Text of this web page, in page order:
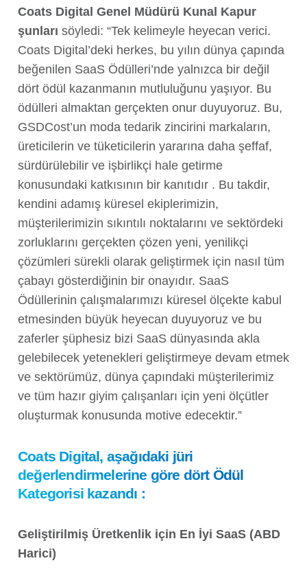
Coats Digital Genel Müdürü Kunal Kapur
şunları söyledi: “Tek kelimeyle heyecan verici.
Coats Digital’deki herkes, bu yılın dünya çapında
beğenilen SaaS Ödülleri’nde yalnızca bir değil
dört ödül kazanmanın mutluluğunu yaşıyor. Bu
ödülleri almaktan gerçekten onur duyuyoruz. Bu,
GSDCost’un moda tedarik zincirini markaların,
üreticilerin ve tüketicilerin yararına daha şeffaf,
sürdürülebilir ve işbirlikçi hale getirme
konusundaki katkısının bir kanıtıdır . Bu takdir,
kendini adamış küresel ekiplerimizin,
müşterilerimizin sıkıntılı noktalarını ve sektördeki
zorluklarını gerçekten çözen yeni, yenilikçi
çözümleri sürekli olarak geliştirmek için nasıl tüm
çabayı gösterdiğinin bir onayıdır. SaaS
Ödüllerinin çalışmalarımızı küresel ölçekte kabul
etmesinden büyük heyecan duyuyoruz ve bu
zaferler şüphesiz bizi SaaS dünyasında akla
gelebilecek yetenekleri geliştirmeye devam etmek
ve sektörümüz, dünya çapındaki müşterilerimiz
ve tüm hazır giyim çalışanları için yeni ölçütler
oluşturmak konusunda motive edecektir.”
Coats Digital, aşağıdaki jüri
değerlendirmelerine göre dört Ödül
Kategorisi kazandı :
Geliştirilmiş Üretkenlik için En İyi SaaS (ABD
Harici)